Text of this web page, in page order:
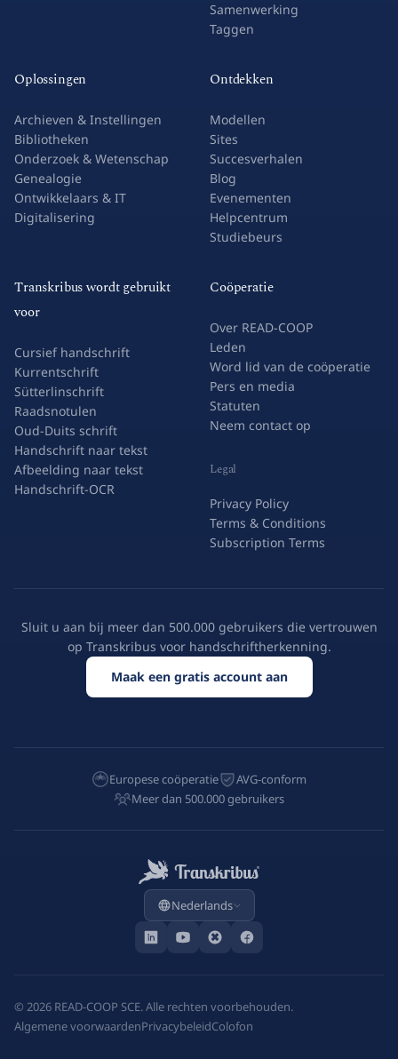
Samenwerking
Taggen
Oplossingen
Archieven & Instellingen
Bibliotheken
Onderzoek & Wetenschap
Genealogie
Ontwikkelaars & IT
Digitalisering
Ontdekken
Modellen
Sites
Succesverhalen
Blog
Evenementen
Helpcentrum
Studiebeurs
Transkribus wordt gebruikt
voor
Cursief handschrift
Kurrentschrift
Sütterlinschrift
Raadsnotulen
Oud-Duits schrift
Handschrift naar tekst
Afbeelding naar tekst
Handschrift-OCR
Coöperatie
Over READ-COOP
Leden
Word lid van de coöperatie
Pers en media
Statuten
Neem contact op
Legal
Privacy Policy
Terms & Conditions
Subscription Terms
Sluit u aan bij meer dan 500.000 gebruikers die vertrouwen
op Transkribus voor handschriftherkenning.
Maak een gratis account aan
Europese coöperatie
AVG-conform
Meer dan 500.000 gebruikers
Nederlands
© 2026 READ-COOP SCE. Alle rechten voorbehouden.
Algemene voorwaardenPrivacybeleidColofon